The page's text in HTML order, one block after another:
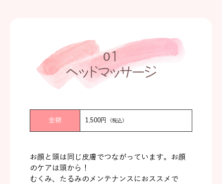
金額 1,500円 （税込）
お顔と頭は同じ皮膚でつながっています。お顔
のケアは頭から！
むくみ、たるみのメンテナンスにおススメで